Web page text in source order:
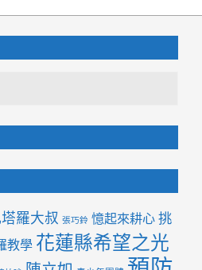
羅大叔 張巧鈴 憶起來耕心挑
教學 花蓮縣希望之光